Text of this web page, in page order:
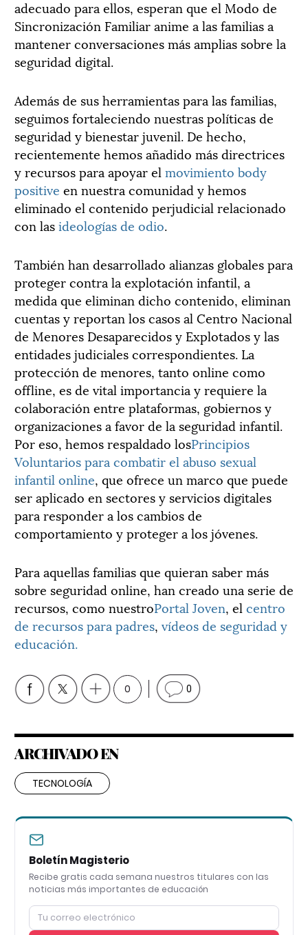
adecuado para ellos, esperan que el Modo de
Sincronización Familiar anime a las familias a
mantener conversaciones más amplias sobre la
seguridad digital.
Además de sus herramientas para las familias,
seguimos fortaleciendo nuestras políticas de
seguridad y bienestar juvenil. De hecho,
recientemente hemos añadido más directrices
y recursos para apoyar el movimiento body
positive en nuestra comunidad y hemos
eliminado el contenido perjudicial relacionado
con lasideologías de odio.
También han desarrollado alianzas globales para
proteger contra la explotación infantil, a
medida que eliminan dicho contenido, eliminan
cuentas y reportan los casos al Centro Nacional
de Menores Desaparecidos y Explotados y las
entidades judiciales correspondientes. La
protección de menores, tanto online como
offline, es de vital importancia y requiere la
colaboración entre plataformas, gobiernos y
organizaciones a favor de la seguridad infantil.
Por eso, hemos respaldado losPrincipios
Voluntarios para combatir el abuso sexual
infantil online, que ofrece un marco que puede
ser aplicado en sectores y servicios digitales
para responder a los cambios de
comportamiento y proteger a los jóvenes.
Para aquellas familias que quieran saber más
sobre seguridad online, han creado una serie de
recursos, como nuestroPortal Joven, el centro
de recursos para padres, vídeos de seguridad y
educación.
0 0
ARCHIVADO EN
TECNOLOGÍA
Boletín Magisterio
Recibe gratis cada semana nuestros titulares con las
noticias más importantes de educación